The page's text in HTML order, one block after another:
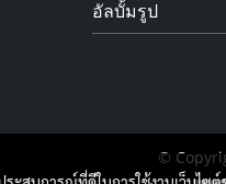
อัลบั้มรูป
©